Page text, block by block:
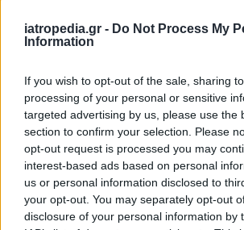
iatropedia.gr - Do Not Process My
Information
If you wish to opt-out of the sale, sharing
processing of your personal or sensitive
targeted advertising by us, please use the
section to confirm your selection. Please
opt-out request is processed you may
interest-based ads based on personal
us or personal information disclosed to
your opt-out. You may separately opt-out
disclosure of your personal information by
ασπιρίνη στο στόμα σας και
λίγο νερό (εκτός και αν σας το
Στη συνέχεια: Καλέστε το 166.
ένα γείτονα ή σε ένα μέλος της
ζει κοντά. Πέστε τους
και ότιέχετε πάρει ασπιρίνη
μάθουν και οι γιατροί στο
Καθίστε σε μια καρέκλα ή στον